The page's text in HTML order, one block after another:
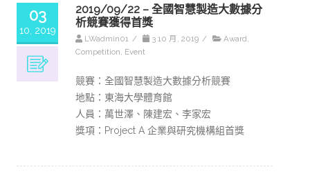
03
10, 2019
2019/09/22 – 全國智慧製造大數據分
析競賽獲得首獎
LWadmin01 / 3 10 月, 2019 / Award,
Competition, Event
競賽：全國智慧製造大數據分析競賽
地點：東海大學體育館
人員：萬世澤、陳建宏、李家宏
獎項：Project A 企業與研究機構組首獎